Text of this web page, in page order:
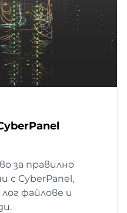
за правилно
с CyberPanel,
файлове и